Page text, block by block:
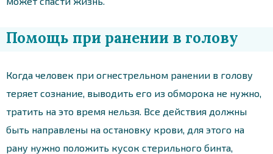
Помощь при ранении в голову
Когда человек при огнестрельном ранении в голову
теряет сознание, выводить его из обморока не нужно,
тратить на это время нельзя. Все действия должны
быть направлены на остановку крови, для этого на
рану нужно положить кусок стерильного бинта,